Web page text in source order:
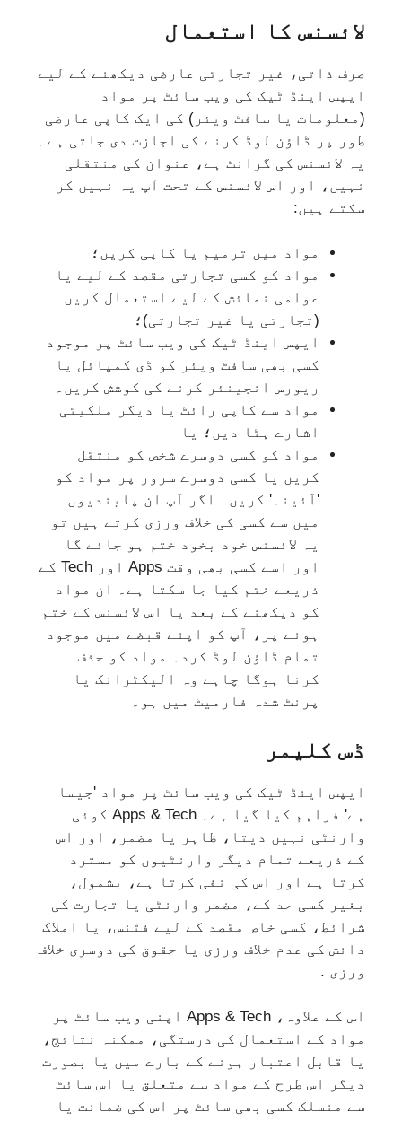
لائسنس کا استعمال
صرف ذاتی، غیر تجارتی عارضی دیکھنے کے لیے
ایپس اینڈ ٹیک کی ویب سائٹ پر مواد
(معلومات یا سافٹ ویئر) کی ایک کاپی عارضی
طور پر ڈاؤن لوڈ کرنے کی اجازت دی جاتی ہے۔
یہ لائسنس کی گرانٹ ہے، عنوان کی منتقلی
نہیں، اور اس لائسنس کے تحت آپ یہ نہیں کر
سکتے ہیں:
مواد میں ترمیم یا کاپی کریں؛
مواد کو کسی تجارتی مقصد کے لیے یا
عوامی نمائش کے لیے استعمال کریں
(تجارتی یا غیر تجارتی)؛
ایپس اینڈ ٹیک کی ویب سائٹ پر موجود
کسی بھی سافٹ ویئر کو ڈی کمپائل یا
ریورس انجینئر کرنے کی کوشش کریں۔
مواد سے کاپی رائٹ یا دیگر ملکیتی
اشارے ہٹا دیں؛ یا
مواد کو کسی دوسرے شخص کو منتقل
کریں یا کسی دوسرے سرور پر مواد کو
'آئینہ' کریں۔ اگر آپ ان پابندیوں
میں سے کسی کی خلاف ورزی کرتے ہیں تو
یہ لائسنس خود بخود ختم ہو جائے گا
اور اسے کسی بھی وقت Apps اور Tech کے
ذریعے ختم کیا جا سکتا ہے۔ ان مواد
کو دیکھنے کے بعد یا اس لائسنس کے ختم
ہونے پر، آپ کو اپنے قبضے میں موجود
تمام ڈاؤن لوڈ کردہ مواد کو حذف
کرنا ہوگا چاہے وہ الیکٹرانک یا
پرنٹ شدہ فارمیٹ میں ہو۔
ڈس کلیمر
ایپس اینڈ ٹیک کی ویب سائٹ پر مواد 'جیسا
ہے' فراہم کیا گیا ہے۔ Apps & Tech کوئی
وارنٹی نہیں دیتا، ظاہر یا مضمر، اور اس
کے ذریعے تمام دیگر وارنٹیوں کو مسترد
کرتا ہے اور اس کی نفی کرتا ہے، بشمول،
بغیر کسی حد کے، مضمر وارنٹی یا تجارت کی
شرائط، کسی خاص مقصد کے لیے فٹنس، یا املاک
دانش کی عدم خلاف ورزی یا حقوق کی دوسری خلاف
ورزی .
اس کے علاوہ، Apps & Tech اپنی ویب سائٹ پر
مواد کے استعمال کی درستگی، ممکنہ نتائج،
یا قابل اعتبار ہونے کے بارے میں یا بصورت
دیگر اس طرح کے مواد سے متعلق یا اس سائٹ
سے منسلک کسی بھی سائٹ پر اس کی ضمانت یا